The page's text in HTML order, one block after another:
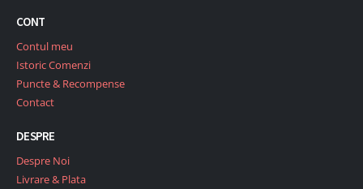
CONT
Contul meu
Istoric Comenzi
Puncte & Recompense
Contact
DESPRE
Despre Noi
Livrare & Plata